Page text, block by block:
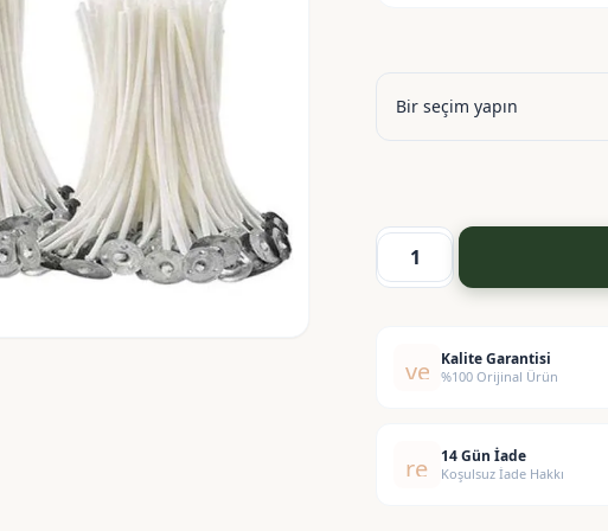
Mum
Numara
verified
Kalite Garantisi
%100 Orijinal Ürün
replay14 Gün İade
Koşulsuz İade Hakkı